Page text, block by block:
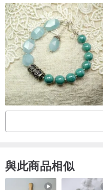
與此商品相似